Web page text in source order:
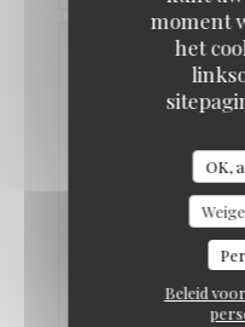
moment
het
OK,
Beleid